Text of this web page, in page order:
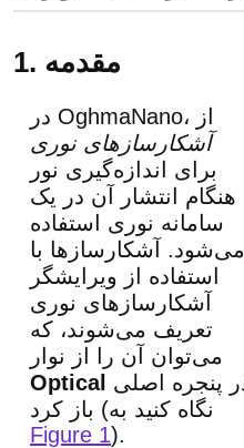
1. مقدمه
در OghmaNano، از
آشکارسازهای نوری
برای اندازه‌گیری نور
هنگام انتشار آن در یک
سامانه نوری استفاده
می‌شود. آشکارسازها با
استفاده از ویرایشگر
آشکارسازهای نوری
تعریف می‌شوند، که
می‌توان آن را از نوار
Optical
باز کرد (نگاه کنید به
Figure 1).